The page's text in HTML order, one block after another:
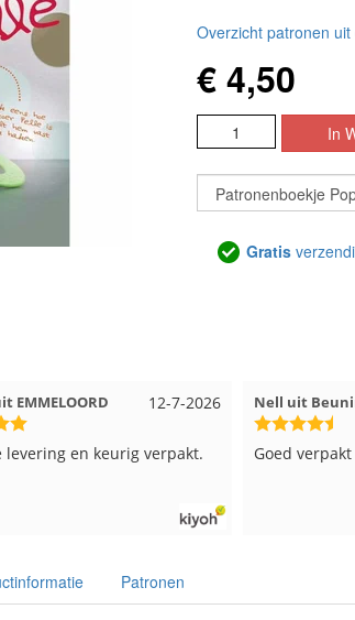
Overzicht patronen uit
€ 4,50
Gratis
12-7-2026
EMMELOORD
levering en keurig verpakt.
Nell uit
Goed
Patronen